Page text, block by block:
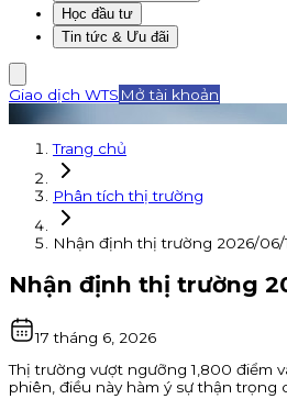
Học đầu tư
Tin tức & Ưu đãi
Giao dịch WTS Mở tài khoản
Trang chủ
Phân tích thị trường
Nhận định thị trường 2026/06/
Nhận định thị trường
17 tháng 6, 2026
Thị trường vượt ngưỡng 1,800 điểm
phiên, điều này hàm ý sự thận trọng